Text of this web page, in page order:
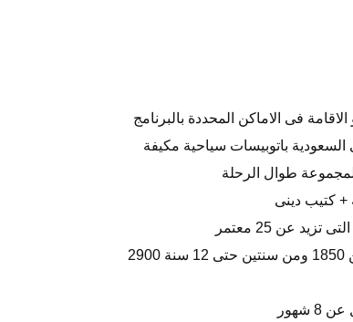
فى الاماكن المحددة بالبرنامج
السعودية باتوبيسات سياحية مكيفة
طوال الرحلة
+ كتيب دينى
عن 25 معتمر
شهور